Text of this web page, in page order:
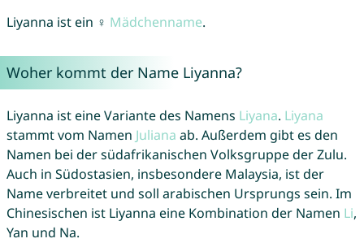
Liyanna ist ein ♀ Mädchenname.
Woher kommt der Name Liyanna?
Liyanna ist eine Variante des Namens Liyana. Liyana
stammt vom Namen Juliana ab. Außerdem gibt es den
Namen bei der südafrikanischen Volksgruppe der Zulu.
Auch in Südostasien, insbesondere Malaysia, ist der
Name verbreitet und soll arabischen Ursprungs sein. Im
Chinesischen ist Liyanna eine Kombination der Namen Li,
Yan und Na.